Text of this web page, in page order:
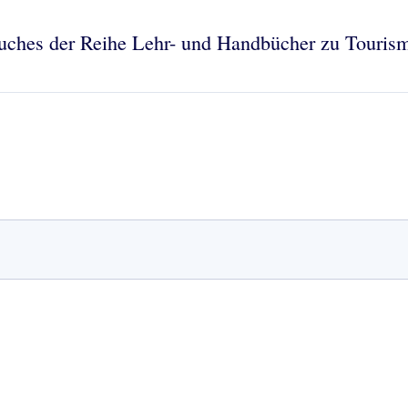
der Reihe Lehr- und Handbücher zu